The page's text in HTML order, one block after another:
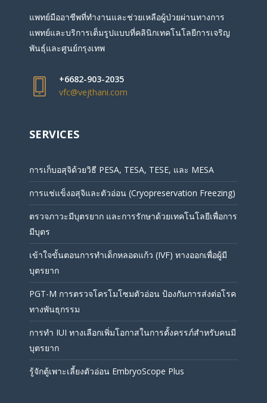
แพทย์มืออาชีพที่ทำงานและช่วยเหลือผู้ป่วยผ่านทางการ
แพทย์และบริการเต็มรูปแบบที่คลินิกเทคโนโลยีการเจริญ
พันธุ์และศูนย์กรุงเทพ
+6682-903-2035
vfc@vejthani.com
SERVICES
การเก็บอสุจิด้วยวิธี PESA, TESA, TESE, และ MESA
การแช่แข็งอสุจิและตัวอ่อน (Cryopreservation Freezing)
ตรวจภาวะมีบุตรยาก และการรักษาด้วยเทคโนโลยีเพื่อการ
มีบุตร
เข้าใจขั้นตอนการทำเด็กหลอดแก้ว (IVF) ทางออกเพื่อผู้มี
บุตรยาก
PGT-M การตรวจโครโมโซมตัวอ่อน ป้องกันการส่งต่อโรค
ทางพันธุกรรม
การทำ IUI ทางเลือกเพิ่มโอกาสในการตั้งครรภ์สำหรับคนมี
บุตรยาก
รู้จักตู้เพาะเลี้ยงตัวอ่อน EmbryoScope Plus